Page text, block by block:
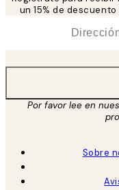
un 15% de
Por favor lee en
Sobre